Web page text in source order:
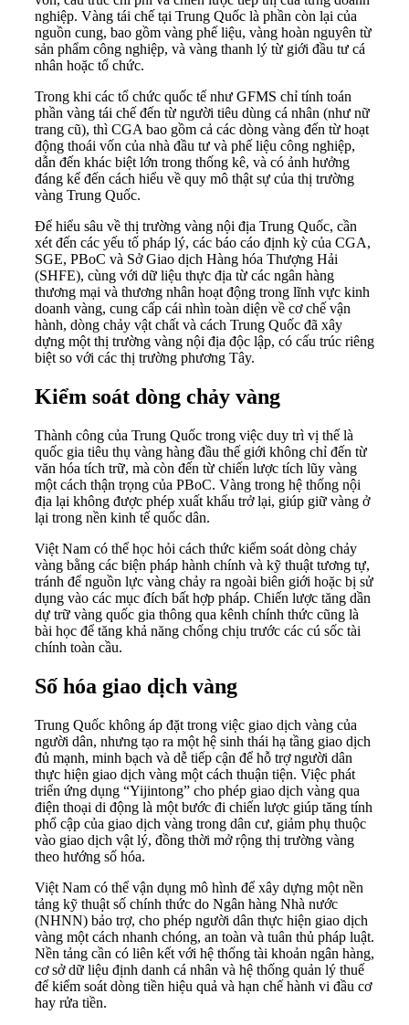
nghiệp. Vàng tái chế tại Trung Quốc là phần còn lại của
nguồn cung, bao gồm vàng phế liệu, vàng hoàn nguyên từ
sản phẩm công nghiệp, và vàng thanh lý từ giới đầu tư cá
nhân hoặc tổ chức.
Trong khi các tổ chức quốc tế như GFMS chỉ tính toán
phần vàng tái chế đến từ người tiêu dùng cá nhân (như nữ
trang cũ), thì CGA bao gồm cả các dòng vàng đến từ hoạt
động thoái vốn của nhà đầu tư và phế liệu công nghiệp,
dẫn đến khác biệt lớn trong thống kê, và có ảnh hưởng
đáng kể đến cách hiểu về quy mô thật sự của thị trường
vàng Trung Quốc.
Để hiểu sâu về thị trường vàng nội địa Trung Quốc, cần
xét đến các yếu tố pháp lý, các báo cáo định kỳ của CGA,
SGE, PBoC và Sở Giao dịch Hàng hóa Thượng Hải
(SHFE), cùng với dữ liệu thực địa từ các ngân hàng
thương mại và thương nhân hoạt động trong lĩnh vực kinh
doanh vàng, cung cấp cái nhìn toàn diện về cơ chế vận
hành, dòng chảy vật chất và cách Trung Quốc đã xây
dựng một thị trường vàng nội địa độc lập, có cấu trúc riêng
biệt so với các thị trường phương Tây.
Kiểm soát dòng chảy vàng
Thành công của Trung Quốc trong việc duy trì vị thế là
quốc gia tiêu thụ vàng hàng đầu thế giới không chỉ đến từ
văn hóa tích trữ, mà còn đến từ chiến lược tích lũy vàng
một cách thận trọng của PBoC. Vàng trong hệ thống nội
địa lại không được phép xuất khẩu trở lại, giúp giữ vàng ở
lại trong nền kinh tế quốc dân.
Việt Nam có thể học hỏi cách thức kiểm soát dòng chảy
vàng bằng các biện pháp hành chính và kỹ thuật tương tự,
tránh để nguồn lực vàng chảy ra ngoài biên giới hoặc bị sử
dụng vào các mục đích bất hợp pháp. Chiến lược tăng dần
dự trữ vàng quốc gia thông qua kênh chính thức cũng là
bài học để tăng khả năng chống chịu trước các cú sốc tài
chính toàn cầu.
Số hóa giao dịch vàng
Trung Quốc không áp đặt trong việc giao dịch vàng của
người dân, nhưng tạo ra một hệ sinh thái hạ tầng giao dịch
đủ mạnh, minh bạch và dễ tiếp cận để hỗ trợ người dân
thực hiện giao dịch vàng một cách thuận tiện. Việc phát
triển ứng dụng “Yijintong” cho phép giao dịch vàng qua
điện thoại di động là một bước đi chiến lược giúp tăng tính
phổ cập của giao dịch vàng trong dân cư, giảm phụ thuộc
vào giao dịch vật lý, đồng thời mở rộng thị trường vàng
theo hướng số hóa.
Việt Nam có thể vận dụng mô hình để xây dựng một nền
tảng kỹ thuật số chính thức do Ngân hàng Nhà nước
(NHNN) bảo trợ, cho phép người dân thực hiện giao dịch
vàng một cách nhanh chóng, an toàn và tuân thủ pháp luật.
Nền tảng cần có liên kết với hệ thống tài khoản ngân hàng,
cơ sở dữ liệu định danh cá nhân và hệ thống quản lý thuế
để kiểm soát dòng tiền hiệu quả và hạn chế hành vi đầu cơ
hay rửa tiền.